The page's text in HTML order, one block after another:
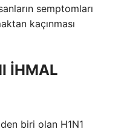
semptomları
kaçınması
İHMAL
biri olan H1N1